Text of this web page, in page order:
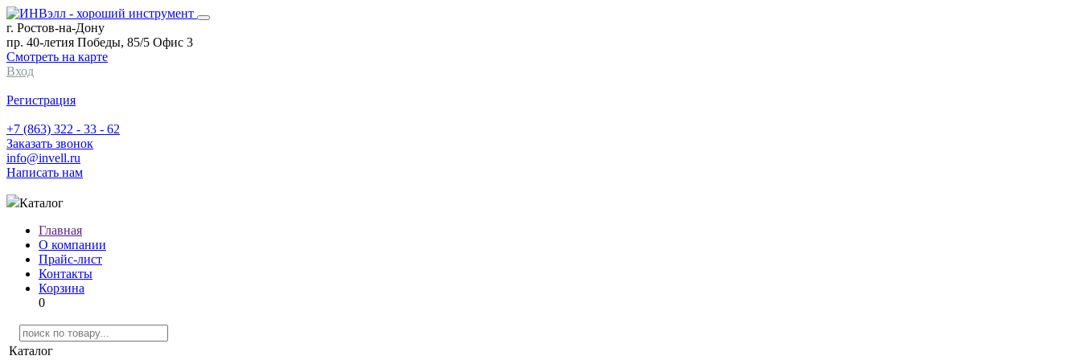
г. Ростов-на-Дону
пр. 40-летия Победы, 85/5 Офис 3
Смотреть на карте
Вход
Регистрация
+7 (863) 322 - 33 - 62
Заказать звонок
info@invell.ru
Написать нам
Каталог
Главная
О компании
Прайс-лист
Контакты
Корзина
0
Каталог